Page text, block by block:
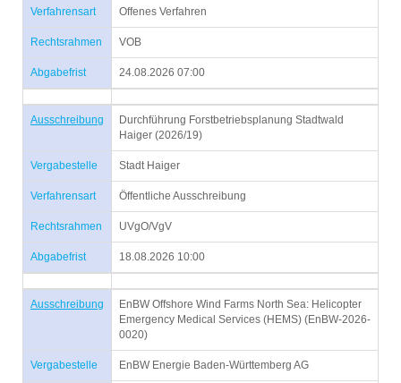
Verfahrensart Offenes Verfahren
Rechtsrahmen VOB
Abgabefrist 24.08.2026 07:00
Ausschreibung
Durchführung Forstbetriebsplanung Stadtwald
Haiger (2026/19)
Vergabestelle Stadt Haiger
Verfahrensart Öffentliche Ausschreibung
Rechtsrahmen UVgO/VgV
Abgabefrist 18.08.2026 10:00
Ausschreibung
EnBW Offshore Wind Farms North Sea: Helicopter
Emergency Medical Services (HEMS) (EnBW-2026-
0020)
Vergabestelle EnBW Energie Baden-Württemberg AG